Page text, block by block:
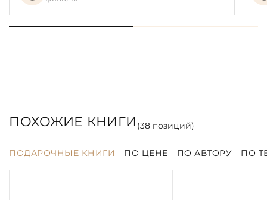
ПОХОЖИЕ КНИГИ (38позиций)
ПОДАРОЧНЫЕ КНИГИ ПО ЦЕНЕ ПО АВТОРУ ПО